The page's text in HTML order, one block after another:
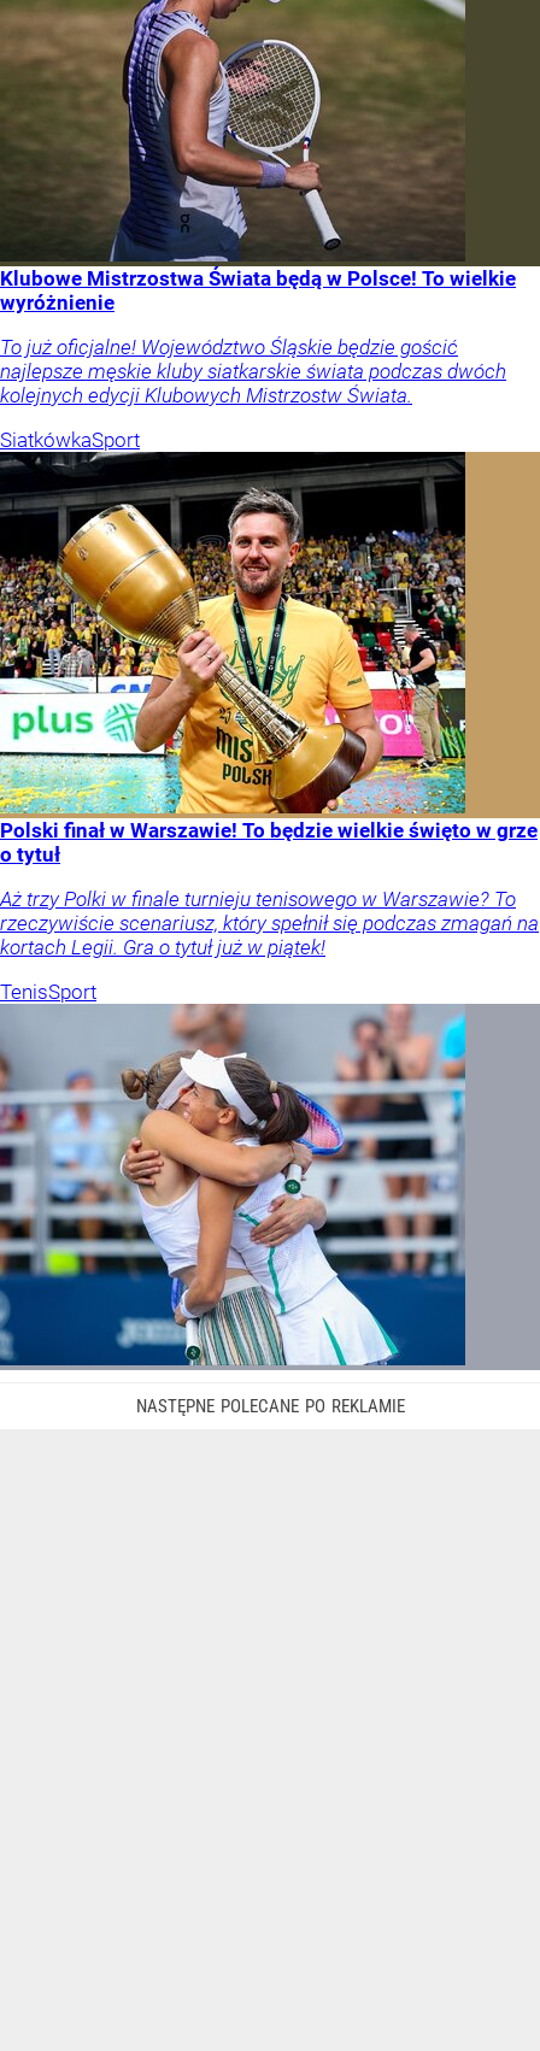
Klubowe Mistrzostwa Świata będą w Polsce! To wielkie
wyróżnienie
To już oficjalne! Województwo Śląskie będzie gościć
najlepsze męskie kluby siatkarskie świata podczas dwóch
kolejnych edycji Klubowych Mistrzostw Świata.
SiatkówkaSport
Polski finał w Warszawie! To będzie wielkie święto w grze
o tytuł
Aż trzy Polki w finale turnieju tenisowego w Warszawie? To
rzeczywiście scenariusz, który spełnił się podczas zmagań na
kortach Legii. Gra o tytuł już w piątek!
TenisSport